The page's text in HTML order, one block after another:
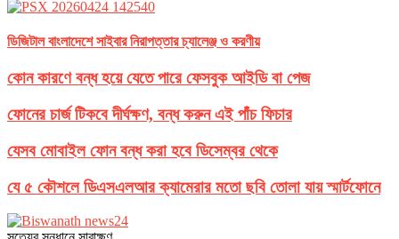
ডিজিটাল বাংলাদেশে সাইবার নিরাপত্তার চ্যালেঞ্জ ও করণীয়
কোন কারণে বন্ধ হয়ে যেতে পারে ফেসবুক আইডি বা পেজ
ফোনের চার্জ টিকবে দীর্ঘক্ষণ, বন্ধ করুন এই পাঁচ ফিচার
যেসব মোবাইল ফোন বন্ধ করা হবে ডিসেম্বর থেকে
যে ৫ কৌশলে ডিএসএলআর ক্যামেরার মতো ছবি তোলা যায় স্মার্টফোনে